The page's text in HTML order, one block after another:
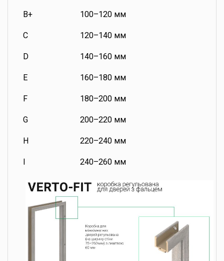
B+ 100–120 мм
C 120–140 мм
D 140–160 мм
E 160–180 мм
F 180–200 мм
G 200–220 мм
H 220–240 мм
I 240–260 мм